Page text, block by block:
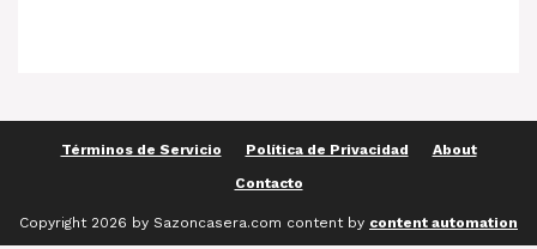
Términos de Servicio Política de Privacidad
About
Contacto
Copyright 2026 by Sazoncasera.com content by content automation